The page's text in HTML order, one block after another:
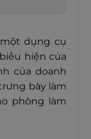
dụng cụ
hiện của
của doanh
bày làm
phòng làm